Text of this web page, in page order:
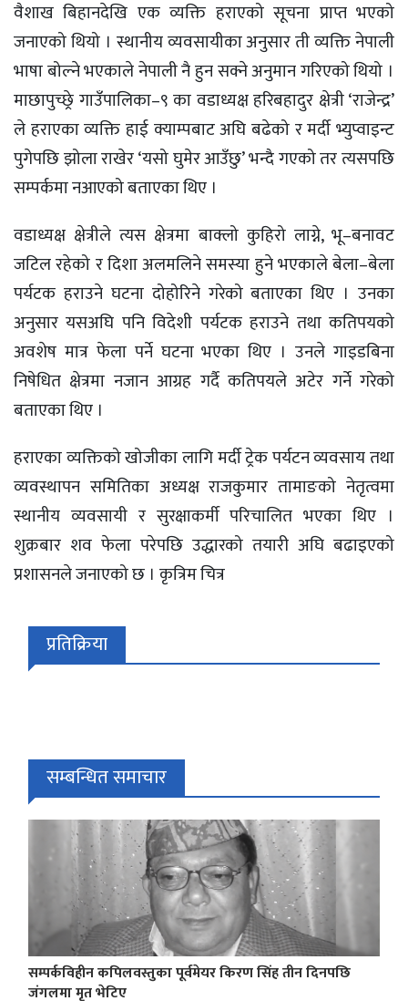
वैशाख बिहानदेखि एक व्यक्ति हराएको सूचना प्राप्त भएको
जनाएको थियो । स्थानीय व्यवसायीका अनुसार ती व्यक्ति नेपाली
भाषा बोल्ने भएकाले नेपाली नै हुन सक्ने अनुमान गरिएको थियो ।
माछापुच्छ्रे गाउँपालिका–९ का वडाध्यक्ष हरिबहादुर क्षेत्री ‘राजेन्द्र’
ले हराएका व्यक्ति हाई क्याम्पबाट अघि बढेको र मर्दी भ्युप्वाइन्ट
पुगेपछि झोला राखेर ‘यसो घुमेर आउँछु’ भन्दै गएको तर त्यसपछि
सम्पर्कमा नआएको बताएका थिए ।
वडाध्यक्ष क्षेत्रीले त्यस क्षेत्रमा बाक्लो कुहिरो लाग्ने, भू–बनावट
जटिल रहेको र दिशा अलमलिने समस्या हुने भएकाले बेला–बेला
पर्यटक हराउने घटना दोहोरिने गरेको बताएका थिए । उनका
अनुसार यसअघि पनि विदेशी पर्यटक हराउने तथा कतिपयको
अवशेष मात्र फेला पर्ने घटना भएका थिए । उनले गाइडबिना
निषेधित क्षेत्रमा नजान आग्रह गर्दै कतिपयले अटेर गर्ने गरेको
बताएका थिए ।
हराएका व्यक्तिको खोजीका लागि मर्दी ट्रेक पर्यटन व्यवसाय तथा
व्यवस्थापन समितिका अध्यक्ष राजकुमार तामाङको नेतृत्वमा
स्थानीय व्यवसायी र सुरक्षाकर्मी परिचालित भएका थिए ।
शुक्रबार शव फेला परेपछि उद्धारको तयारी अघि बढाइएको
प्रशासनले जनाएको छ । कृत्रिम चित्र
प्रतिक्रिया
सम्बन्धित समाचार
सम्पर्कविहीन कपिलवस्तुका पूर्वमेयर किरण सिंह तीन दिनपछि
जंगलमा मृत भेटिए